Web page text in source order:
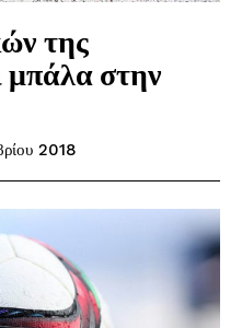
της
μπάλα στην
2018